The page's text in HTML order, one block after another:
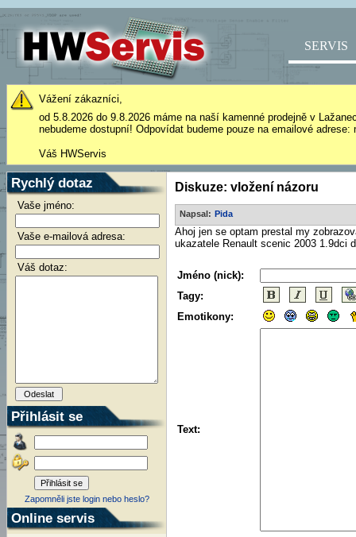
SERVIS
Vážení zákazníci,
od 5.8.2026 do 9.8.2026 máme na naší kamenné prodejně v
nebudeme dostupní! Odpovídat budeme pouze na emailové
Váš HWServis
Rychlý dotaz
Vaše jméno:
Vaše e-mailová adresa:
Váš dotaz:
Přihlásit se
Zapomněli jste login nebo heslo?
Online servis
Diskuze: vložení názoru
Napsal: Pida
Ahoj jen se optam prestal my
ukazatele Renault scenic 2003 1.9dci
Jméno (nick):
Tagy:
Emotikony:
Text: